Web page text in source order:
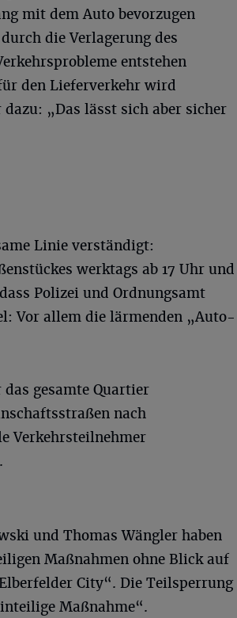
mit dem Auto bevorzugen
die Verlagerung des
entstehen
den Lieferverkehr wird
„Das lässt sich aber sicher
Linie verständigt:
werktags ab 17 Uhr und
Polizei und Ordnungsamt
Vor allem die lärmenden „Auto-
gesamte Quartier
nach
Verkehrsteilnehmer
und Thomas Wängler haben
Maßnahmen ohne Blick auf
City“. Die Teilsperrung
Maßnahme“.